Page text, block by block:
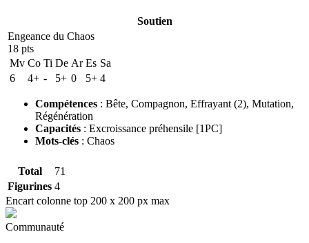
Soutien
Engeance du Chaos
18 pts
Mv Co Ti De Ar Es Sa
6
4+ - 5+ 0 5+ 4
Compétences : Bête, Compagnon, Effrayant (2), Mutation,
Régénération
Capacités : Excroissance préhensile [1PC]
Mots-clés : Chaos
Total
71
Figurines 4
Encart colonne top 200 x 200 px max
Communauté